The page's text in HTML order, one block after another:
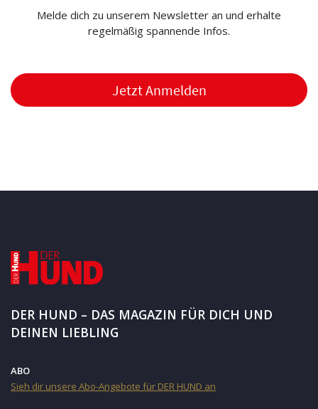
Melde dich zu unserem Newsletter an und erhalte
regelmäßig spannende Infos.
Jetzt Anmelden
DER HUND – DAS MAGAZIN FÜR DICH UND
DEINEN LIEBLING
ABO
Sieh dir unsere Abo-Angebote für DER HUND an